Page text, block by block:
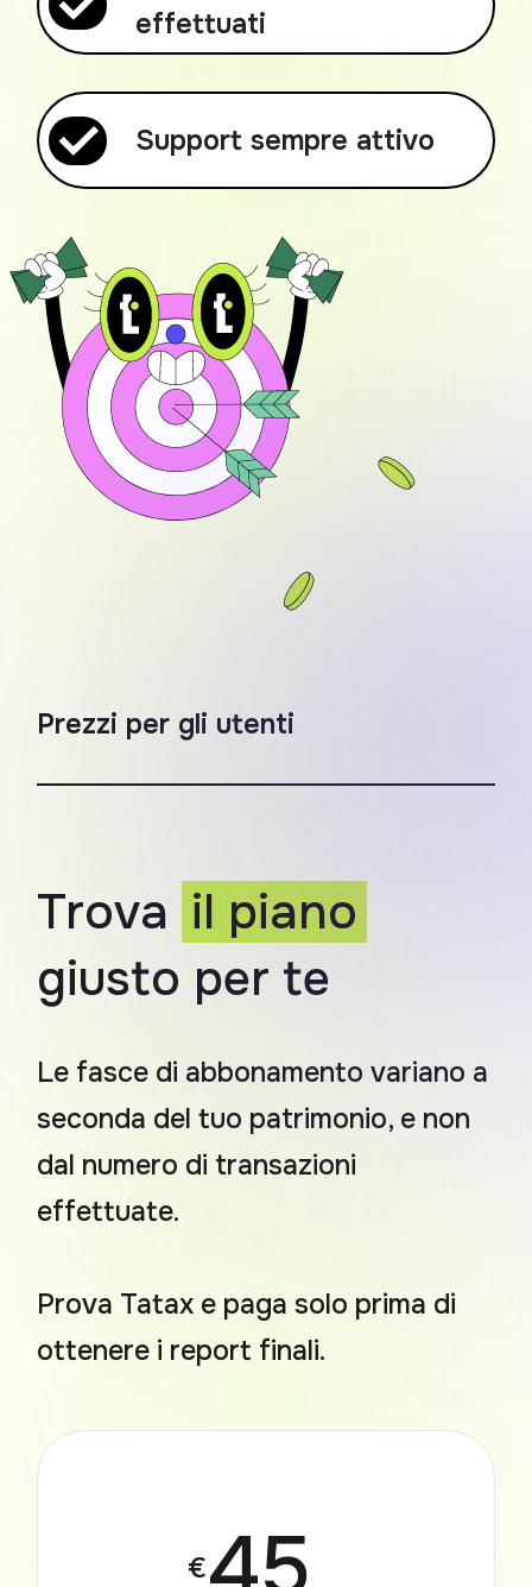
effettuati
Support sempre attivo
Prezzi per gli utenti
Trova il piano
giusto per te
Le fasce di abbonamento variano a
seconda del tuo patrimonio, e non
dal numero di transazioni
effettuate.
Prova Tatax e paga solo prima di
ottenere i report finali.
€